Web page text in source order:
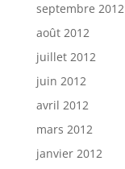
septembre 2012
août 2012
juillet 2012
juin 2012
avril 2012
mars 2012
janvier 2012